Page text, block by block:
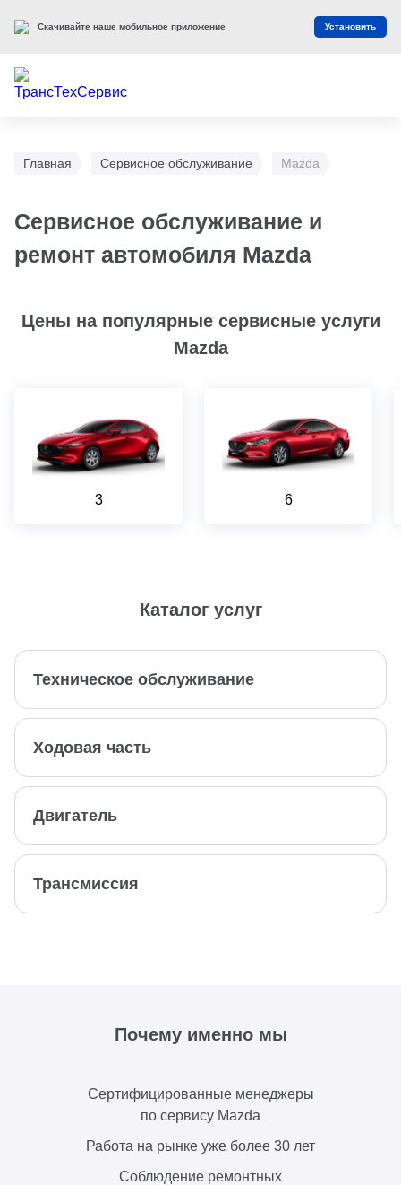
Главная Сервисное обслуживание Mazda
Сервисное обслуживание и
ремонт автомобиля Mazda
Цены на популярные сервисные услуги
Mazda
3 6
Каталог услуг
Техническое обслуживание
Ходовая часть
Двигатель
Трансмиссия
Почему именно мы
Сертифицированные менеджеры
по сервису Mazda
Работа на рынке уже более 30 лет
Соблюдение ремонтных
Скачивайте наше мобильное приложение Установить